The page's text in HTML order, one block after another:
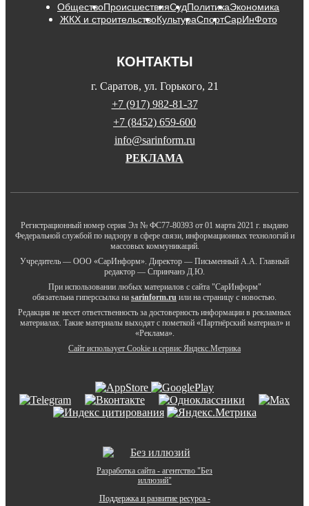
ОбществоПроисшествияСудПолитикаЭкономика
ЖКХ и строительствоКультураСпортСарИнФото
КОНТАКТЫ
г. Саратов, ул. Горького, 21
+7 (917) 982-81-37
+7 (8452) 659-600
info@sarinform.ru
РЕКЛАМА
Регистрационный номер серия Эл № ФС77-80393 от 01 марта 2021 г. выдано
Федеральной службой по надзору в сфере связи, информационных технологий и
массовых коммуникаций.
Учредитель — ООО «СарИнформ». Директор — Письменный А.А. Главный
редактор — Спринчанэ Д.Ю.
При использовании любых материалов с сайта "СарИнформ"
обязательна гиперссылка на sarinform.ru или на страницу с новостью.
Редакция не несет ответственность за достоверность информации в рекламных
материалах. Такие материалы выходят с пометкой «Партнёрский материал» и
«Реклама».
Сайт использует Cookie и сервиc Яндекс.Метрика
Разработка сайта - агентство "Без
иллюзий"
Поддержка и развитие ресурса -